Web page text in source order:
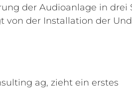
der Audioanlage in
von der Installation der
ag, zieht ein erstes